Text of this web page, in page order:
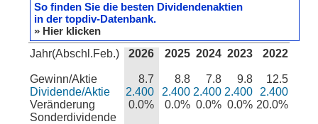
So finden Sie die besten Dividendenaktien
in der topdiv-Datenbank.
» Hier klicken
Jahr(Abschl.Feb.)
Gewinn/Aktie
Dividende/Aktie
Veränderung
Sonderdividende
2026
8.7
2.400
0.0%
2025
8.8
2.400
0.0%
2024
7.8
2.400
0.0%
2023
9.8
2.400
0.0%
2022
12.5
2.400
20.0%